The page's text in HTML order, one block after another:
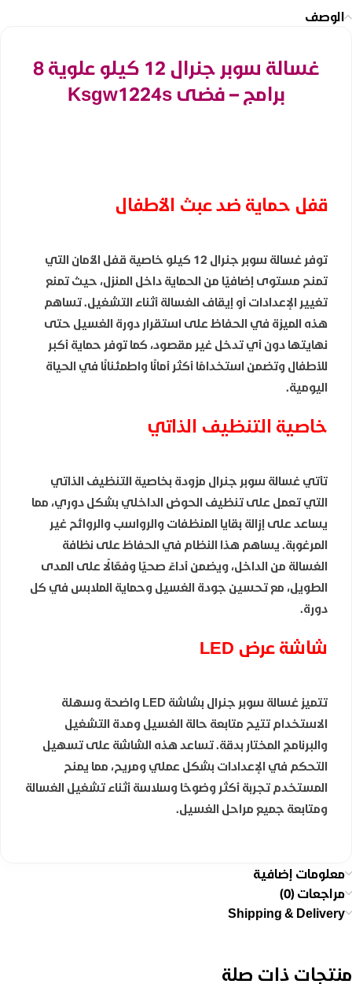
الوصف
غسالة سوبر جنرال 12 كيلو علوية 8
برامج – فضى Ksgw1224s
قفل حماية ضد عبث الأطفال
توفر غسالة سوبر جنرال 12 كيلو خاصية قفل الأمان التي
تمنح مستوى إضافيًا من الحماية داخل المنزل، حيث تمنع
تغيير الإعدادات أو إيقاف الغسالة أثناء التشغيل. تساهم
هذه الميزة في الحفاظ على استقرار دورة الغسيل حتى
نهايتها دون أي تدخل غير مقصود، كما توفر حماية أكبر
للأطفال وتضمن استخدامًا أكثر أمانًا واطمئنانًا في الحياة
اليومية.
خاصية التنظيف الذاتي
تأتي غسالة سوبر جنرال مزودة بخاصية التنظيف الذاتي
التي تعمل على تنظيف الحوض الداخلي بشكل دوري، مما
يساعد على إزالة بقايا المنظفات والرواسب والروائح غير
المرغوبة. يساهم هذا النظام في الحفاظ على نظافة
الغسالة من الداخل، ويضمن أداءً صحيًا وفعّالًا على المدى
الطويل، مع تحسين جودة الغسيل وحماية الملابس في كل
دورة.
شاشة عرض LED
تتميز غسالة سوبر جنرال بشاشة LED واضحة وسهلة
الاستخدام تتيح متابعة حالة الغسيل ومدة التشغيل
والبرنامج المختار بدقة. تساعد هذه الشاشة على تسهيل
التحكم في الإعدادات بشكل عملي ومريح، مما يمنح
المستخدم تجربة أكثر وضوحًا وسلاسة أثناء تشغيل الغسالة
ومتابعة جميع مراحل الغسيل.
معلومات إضافية
مراجعات (0)
Shipping & Delivery
منتجات ذات صلة